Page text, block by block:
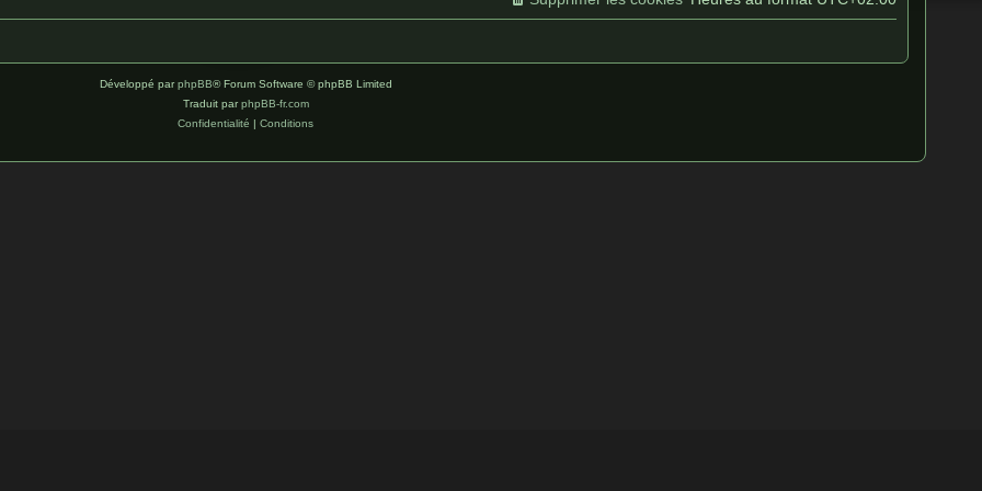
Développé parphpBB® Forum Software © phpBB Limited
Traduit parphpBB-fr.com
Confidentialité | Conditions